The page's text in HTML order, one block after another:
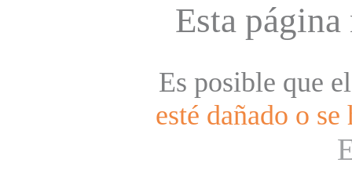
Esta
Es posible que
esté dañado o